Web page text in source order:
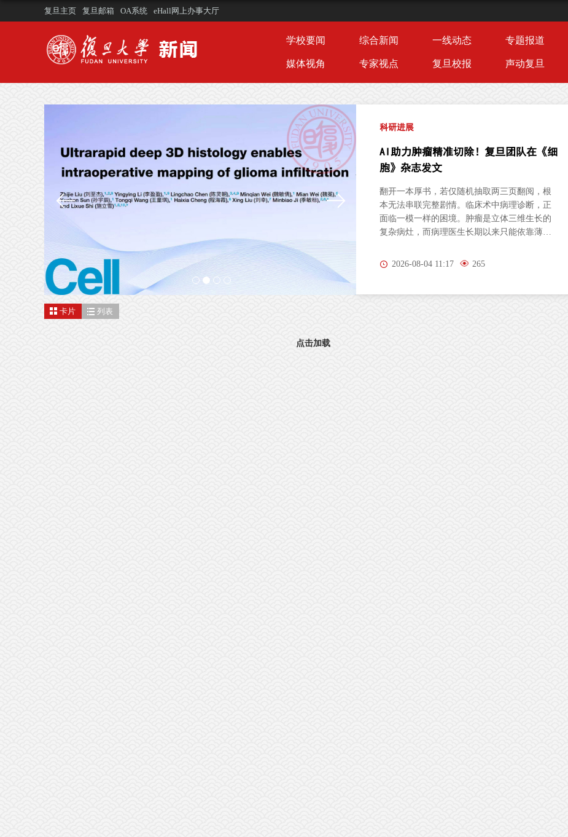
复旦主页 复旦邮箱 OA系统 eHall网上办事大厅
学校要闻 综合新闻 一线动态 专题报道
媒体视角 专家视点 复旦校报 声动复旦
科研进展
AI助力肿瘤精准切除！复旦团队在《细
胞》杂志发文
翻开一本厚书，若仅随机抽取两三页翻阅，根
本无法串联完整剧情。临床术中病理诊断，正
面临一模一样的困境。肿瘤是立体三维生长的
复杂病灶，而病理医生长期以来只能依靠薄薄
胶质瘤，肿瘤细胞沿组织间隙立体蔓延、分布
2026-08-04 11:17 265
卡片 列表
点击加载